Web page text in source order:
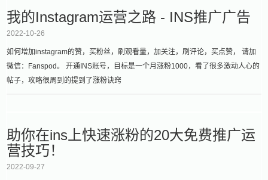
我的Instagram运营之路 - INS推广广告
2022-10-26
如何增加instagram的赞，买粉丝，刷观看量，加关注，刷评论，买点赞， 请加
微信：Fanspod。 开通INS账号，目标是一个月涨粉1000，看了很多激动人心的
帖子，攻略很周到的提到了涨粉诀窍
助你在ins上快速涨粉的20大免费推广运
营技巧！
2022-09-27